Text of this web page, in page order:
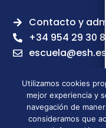
Contacto y
+34 954 29 30 81
escuela@esh.es
Legal notice
Utilizamos cookies
mejor experiencia y
navegación de
consideramos que